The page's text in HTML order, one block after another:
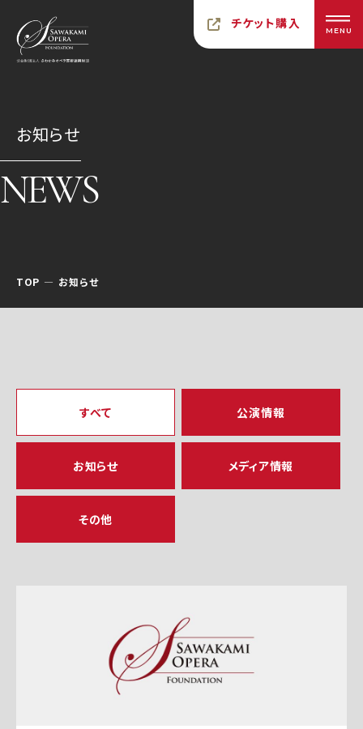
チケット購入 MENU
お知らせ
NEWS
TOP お知らせ
すべて 公演情報
お知らせ メディア情報
その他